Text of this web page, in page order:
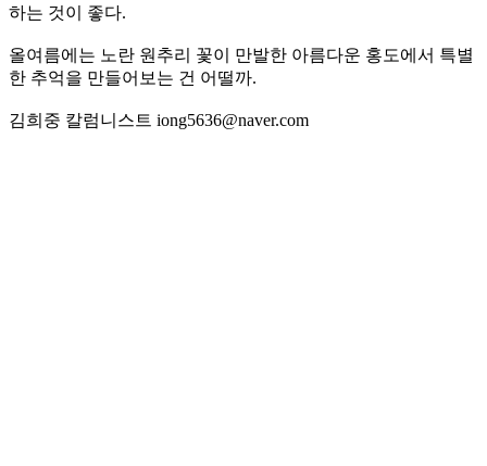
하는 것이 좋다.
올여름에는 노란 원추리 꽃이 만발한 아름다운 홍도에서 특별
한 추억을 만들어보는 건 어떨까.
김희중 칼럼니스트 iong5636@naver.com